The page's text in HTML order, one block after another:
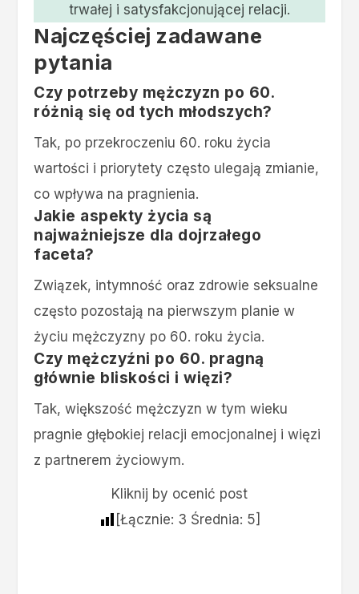
trwałej i satysfakcjonującej relacji.
Najczęściej zadawane
pytania
Czy potrzeby mężczyzn po 60.
różnią się od tych młodszych?
Tak, po przekroczeniu 60. roku życia
wartości i priorytety często ulegają zmianie,
co wpływa na pragnienia.
Jakie aspekty życia są
najważniejsze dla dojrzałego
faceta?
Związek, intymność oraz zdrowie seksualne
często pozostają na pierwszym planie w
życiu mężczyzny po 60. roku życia.
Czy mężczyźni po 60. pragną
głównie bliskości i więzi?
Tak, większość mężczyzn w tym wieku
pragnie głębokiej relacji emocjonalnej i więzi
z partnerem życiowym.
Kliknij by ocenić post
[Łącznie: 3 Średnia: 5]